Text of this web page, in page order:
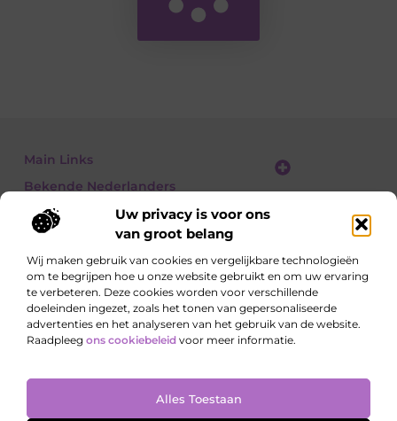
Uw privacy is voor ons
van groot belang
Wij maken gebruik van cookies en vergelijkbare technologieën
om te begrijpen hoe u onze website gebruikt en om uw ervaring
te verbeteren. Deze cookies worden voor verschillende
doeleinden ingezet, zoals het tonen van gepersonaliseerde
advertenties en het analyseren van het gebruik van de website.
Raadpleeg ons cookiebeleid voor meer informatie.
Alles Toestaan
Main Links
Bekende Nederlanders
Ontdek, lees, leer – elke dag opnieuw
Artikelen vol kennis, meningen en inspirerende